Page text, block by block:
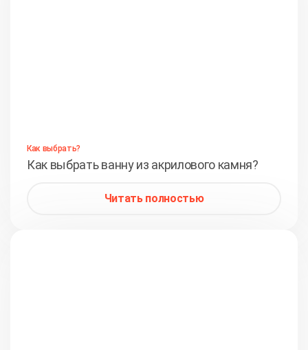
Как выбрать?
Как выбрать ванну из акрилового камня?
Читать полностью